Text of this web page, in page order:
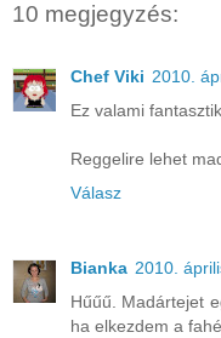
10 megjegyzés:
Chef Viki 2010.
Ez valami
Reggelire lehet
Válasz
Bianka 2010.
Hűűű. Madártejet
ha elkezdem a